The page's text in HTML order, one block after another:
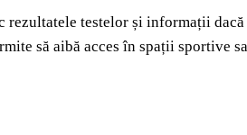
rezultatele testelor și informații
să aibă acces în spații sportive